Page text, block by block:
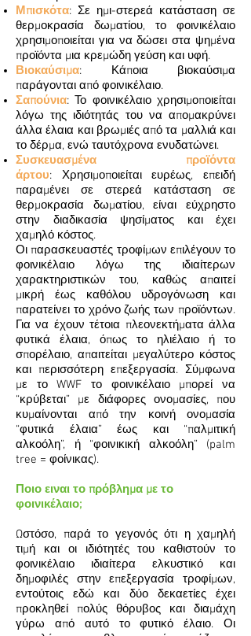
Μπισκότα: Σε ημι-στερεά κατάσταση σε
θερμοκρασία δωματίου, το φοινικέλαιο
χρησιμοποιείται για να δώσει στα ψημένα
προϊόντα μια κρεμώδη γεύση και υφή.
Βιοκαύσιμα: Κάποια βιοκαύσιμα
παράγονται από φοινικέλαιο.
Σαπούνια: Το φοινικέλαιο χρησιμοποιείται
λόγω της ιδιότητάς του να απομακρύνει
άλλα έλαια και βρωμιές από τα μαλλιά και
το δέρμα, ενώ ταυτόχρονα ενυδατώνει.
Συσκευασμένα προϊόντα
άρτου: Χρησιμοποιείται ευρέως, επειδή
παραμένει σε στερεά κατάσταση σε
θερμοκρασία δωματίου, είναι εύχρηστο
στην διαδικασία ψησίματος και έχει
χαμηλό κόστος.
Οι παρασκευαστές τροφίμων επιλέγουν το
φοινικέλαιο λόγω της ιδιαίτερων
χαρακτηριστικών του, καθώς απαιτεί
μικρή έως καθόλου υδρογόνωση και
παρατείνει το χρόνο ζωής των προϊόντων.
Για να έχουν τέτοια πλεονεκτήματα άλλα
φυτικά έλαια, όπως το ηλιέλαιο ή το
σπορέλαιο, απαιτείται μεγαλύτερο κόστος
και περισσότερη επεξεργασία. Σύμφωνα
με το WWF το φοινικέλαιο μπορεί να
“κρύβεται” με διάφορες ονομασίες, που
κυμαίνονται από την κοινή ονομασία
“φυτικά έλαια” έως και “παλμιτική
αλκοόλη”, ή “φοινικική αλκοόλη” (palm
tree = φοίνικας).
Ποιο ειναι το πρόβλημα με το
φοινικέλαιο;
Ωστόσο, παρά το γεγονός ότι η χαμηλή
τιμή και οι ιδιότητές του καθιστούν το
φοινικέλαιο ιδιαίτερα ελκυστικό και
δημοφιλές στην επεξεργασία τροφίμων,
εντούτοις εδώ και δύο δεκαετίες έχει
προκληθεί πολύς θόρυβος και διαμάχη
γύρω από αυτό το φυτικό έλαιο. Οι